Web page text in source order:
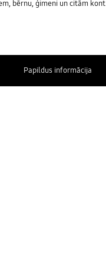
ģimeni un citām kontaktpersonām
Papildus informācija